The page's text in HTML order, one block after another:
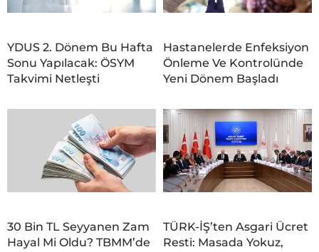
YDUS 2. Dönem Bu Hafta
Sonu Yapılacak: ÖSYM
Takvimi Netleşti
Hastanelerde Enfeksiyon
Önleme Ve Kontrolünde
Yeni Dönem Başladı
30 Bin TL Seyyanen Zam
Hayal Mi Oldu? TBMM’de
TÜRK-İŞ’ten Asgari Ücret
Resti: Masada Yokuz,